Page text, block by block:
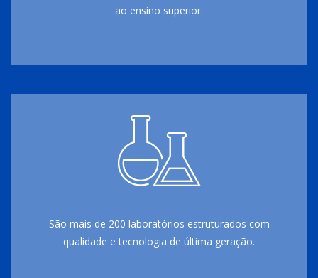
ao ensino superior.
São mais de 200 laboratórios estruturados com
qualidade e tecnologia de última geração.